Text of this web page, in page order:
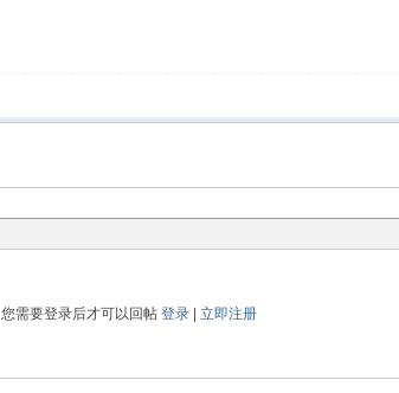
您需要登录后才可以回帖 登录| 立即注册